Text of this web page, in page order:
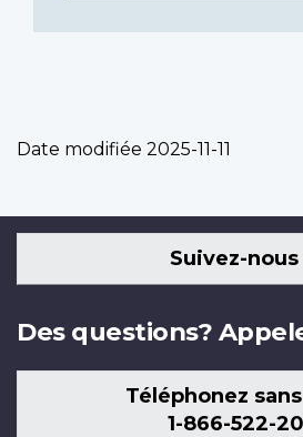
Date modifiée 2025-11-11
Suivez-nous
Des questions?
Téléphonez
1-866-522-